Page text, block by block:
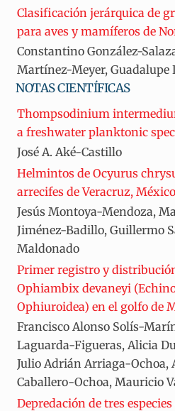
Clasificación jerárquica de
para aves y mamíferos de
Constantino González-
Martínez-Meyer, Guadalupe
NOTAS CIENTÍFICAS
Thompsodinium
a freshwater planktonic
José A. Aké-Castillo
Helmintos de Ocyurus
arrecifes de Veracruz, México
Jesús Montoya-Mendoza,
Jiménez-Badillo, Guillermo
Maldonado
Primer registro y
Ophiambix devaneyi
Ophiuroidea) en el golfo de
Francisco Alonso Solís-
Laguarda-Figueras, Alicia
Julio Adrián Arriaga-Ochoa,
Caballero-Ochoa, Mauricio
Depredación de tres